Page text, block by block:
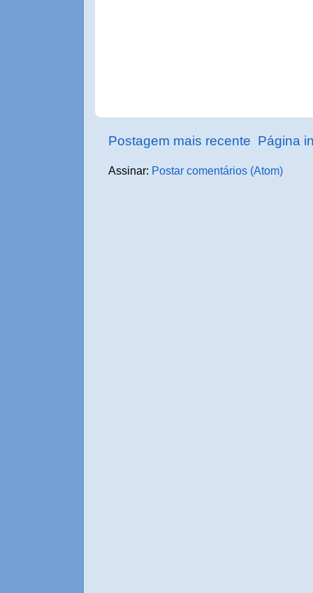
Postagem mais recente Página
Assinar: Postar comentários (Atom)